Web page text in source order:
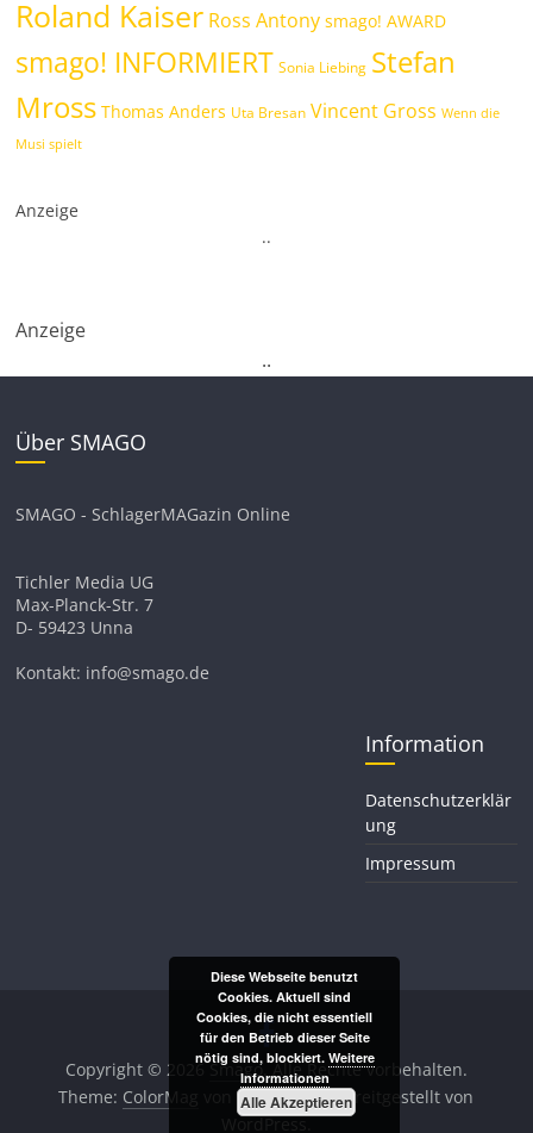
Roland Kaiser Ross Antony smago! AWARD
smago! INFORMIERT Sonia Liebing Stefan
Mross Thomas Anders Uta Bresan Vincent Gross Wenn die
Musi spielt
Anzeige
..
Anzeige
..
Über SMAGO
SMAGO - SchlagerMAGazin Online
Tichler Media UG
Max-Planck-Str. 7
D- 59423 Unna
Kontakt: info@smago.de
Information
Datenschutzerklär
ung
Impressum
Copyright © 2026Smago. Alle Rechte vorbehalten.
Theme: ColorMag
von ThemeGrill. Bereitgestellt von
WordPress.
Diese Webseite benutzt
Cookies. Aktuell sind
Cookies, die nicht essentiell
für den Betrieb dieser Seite
nötig sind, blockiert. Weitere
Informationen
Alle Akzeptieren